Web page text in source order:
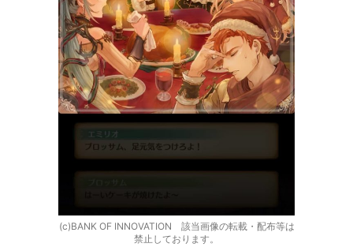
(c)BANK OF INNOVATION 該当画像の転載・配布等は
禁止しております。